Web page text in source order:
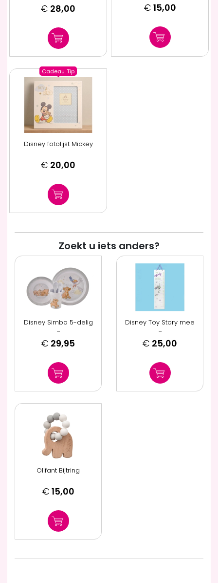
€ 28,00 € 15,00
Cadeau Tip
Disney fotolijst Mickey
€ 20,00
Zoekt u iets anders?
Disney Simba 5-delig
...
€ 29,95
Disney Toy Story mee
...
€ 25,00
Olifant Bijtring
€ 15,00